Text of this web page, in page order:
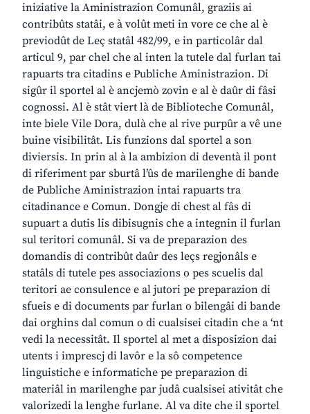
iniziative la Aministrazion Comunâl, graziis ai
contribûts statâi, e à volût meti in vore ce che al è
previodût de Leç statâl 482/99, e in particolâr dal
articul 9, par chel che al inten la tutele dal furlan tai
rapuarts tra citadins e Publiche Aministrazion. Di
sigûr il sportel al è ancjemò zovin e al è daûr di fâsi
cognossi. Al è stât viert là de Biblioteche Comunâl,
inte biele Vile Dora, dulà che al rive purpûr a vê une
buine visibilitât. Lis funzions dal sportel a son
diviersis. In prin al à la ambizion di deventà il pont
di riferiment par sburtâ l’ûs de marilenghe di bande
de Publiche Aministrazion intai rapuarts tra
citadinance e Comun. Dongje di chest al fâs di
supuart a dutis lis dibisugnis che a integnin il furlan
sul teritori comunâl. Si va de preparazion des
domandis di contribût daûr des leçs regjonâls e
statâls di tutele pes associazions o pes scuelis dal
teritori ae consulence e al jutori pe preparazion di
sfueis e di documents par furlan o bilengâi di bande
dai orghins dal comun o di cualsisei citadin che a ‘nt
vedi la necessitât. Il sportel al met a disposizion dai
utents i imprescj di lavôr e la sô competence
linguistiche e informatiche pe preparazion di
materiâl in marilenghe par judâ cualsisei ativitât che
valorizedi la lenghe furlane. Al va dite che il sportel